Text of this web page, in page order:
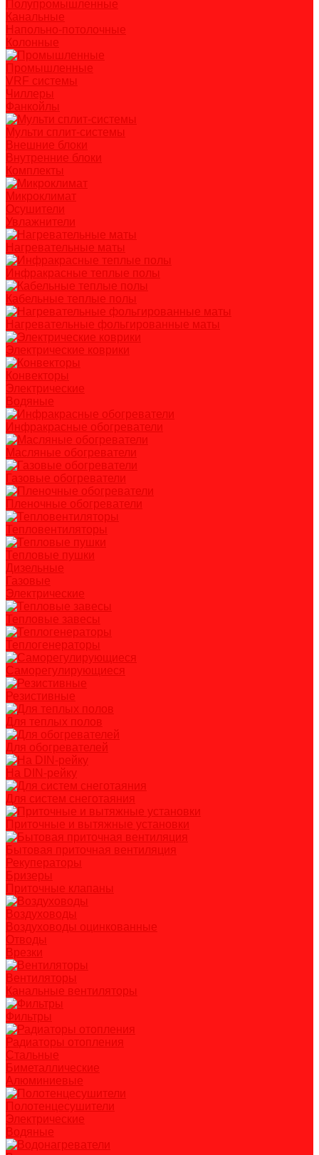
Полупромышленные
Канальные
Напольно-потолочные
Колонные
Промышленные
VRF системы
Чиллеры
Фанкойлы
Мульти сплит-системы
Внешние блоки
Внутренние блоки
Комплекты
Микроклимат
Осушители
Увлажнители
Нагревательные маты
Инфракрасные теплые полы
Кабельные теплые полы
Нагревательные фольгированные маты
Электрические коврики
Конвекторы
Электрические
Водяные
Инфракрасные обогреватели
Масляные обогреватели
Газовые обогреватели
Пленочные обогреватели
Тепловентиляторы
Тепловые пушки
Дизельные
Газовые
Электрические
Тепловые завесы
Теплогенераторы
Саморегулирующиеся
Резистивные
Для теплых полов
Для обогревателей
На DIN-рейку
Для систем снеготаяния
Приточные и вытяжные установки
Бытовая приточная вентиляция
Рекуператоры
Бризеры
Приточные клапаны
Воздуховоды
Воздуховоды оцинкованные
Отводы
Врезки
Вентиляторы
Канальные вентиляторы
Фильтры
Радиаторы отопления
Стальные
Биметаллические
Алюминиевые
Полотенцесушители
Электрические
Водяные